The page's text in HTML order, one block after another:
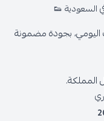
السعودية 👟
بجودة مضمونة